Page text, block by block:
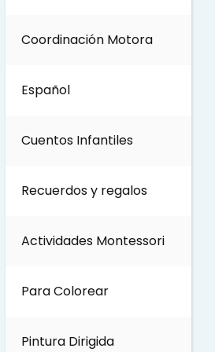
Día de los Abuelos
Día del padre
Día del Maestro
Día internacional de los
Coordinación Motora
Español
Cuentos Infantiles
Recuerdos y regalos
Actividades Montessori
Para Colorear
Pintura Dirigida